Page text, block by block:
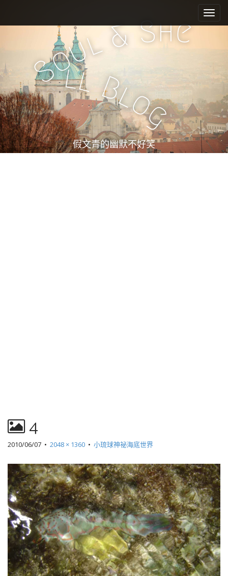
e
n
u
i
c
n
t
e
n
t
Soul&She
ll Bl
og
假文青的幽默不好笑
4
2010/06/07 • 2048 × 1360 • 小琉球神祕海底世界